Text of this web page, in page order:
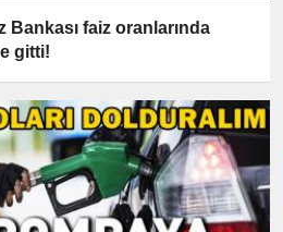
Bankası faiz oranlarında
gitti!